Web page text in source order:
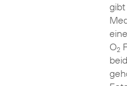
gibt
O2